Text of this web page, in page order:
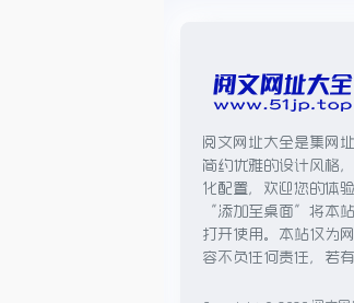
阅文网址大全是集网
简约优雅的设计风格
化配置，欢迎您的体
“添加至桌面”将本
打开使用。本站仅为
容不负任何责任，若